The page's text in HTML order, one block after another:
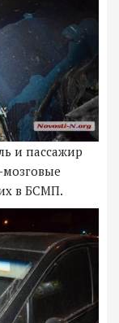
и пассажир
в БСМП.